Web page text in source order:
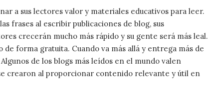
a sus lectores valor y materiales educativos para leer.
frases al escribir publicaciones de blog, sus
crecerán mucho más rápido y su gente será más leal.
forma gratuita. Cuando va más allá y entrega más de
de los blogs más leídos en el mundo valen
crearon al proporcionar contenido relevante y útil en